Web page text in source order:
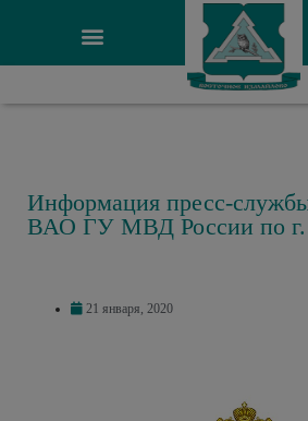
Информация пресс-
ВАО ГУ МВД России по г.
21 января, 2020